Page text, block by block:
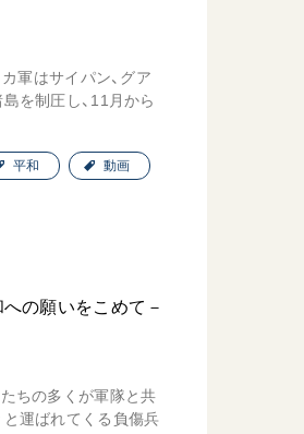
軍はサイパン、グア
を制圧し、11月から
平和 動画
への願いをこめて－
ちの多くが軍隊と共
運ばれてくる負傷兵